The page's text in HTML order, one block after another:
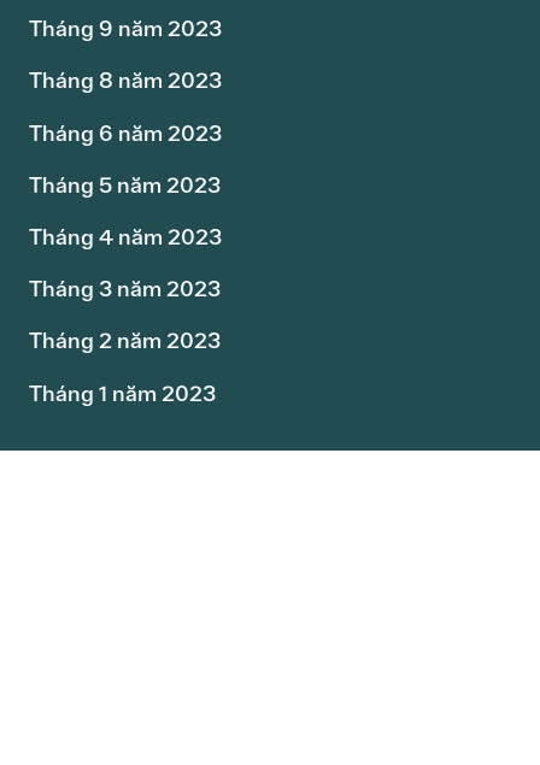
Tháng 9 năm 2023
Tháng 8 năm 2023
Tháng 6 năm 2023
Tháng 5 năm 2023
Tháng 4 năm 2023
Tháng 3 năm 2023
Tháng 2 năm 2023
Tháng 1 năm 2023